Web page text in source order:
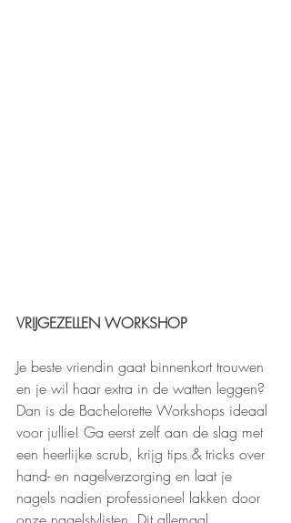
VRIJGEZELLEN WORKSHOP
Je beste vriendin gaat binnenkort trouwen
en je wil haar extra in de watten leggen?
Dan is de Bachelorette Workshops ideaal
voor jullie! Ga eerst zelf aan de slag met
een heerlijke scrub, krijg tips & tricks over
hand- en nagelverzorging en laat je
nagels nadien professioneel lakken door